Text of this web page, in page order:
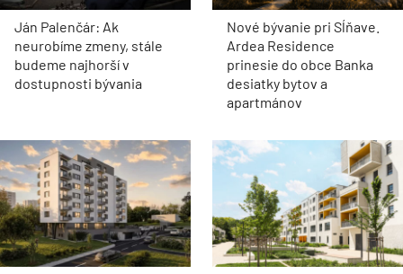
Ján Palenčár: Ak
neurobíme zmeny, stále
budeme najhorší v
dostupnosti bývania
Nové bývanie pri Sĺňave.
Ardea Residence
prinesie do obce Banka
desiatky bytov a
apartmánov